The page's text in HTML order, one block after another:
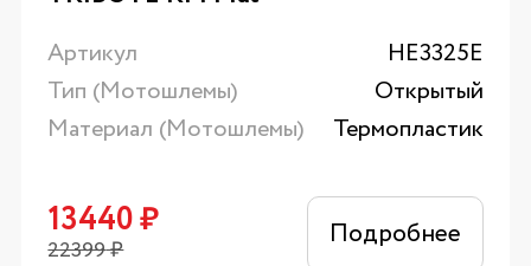
Артикул
HE3325E
Тип (Мотошлемы)
Открытый
Материал (Мотошлемы)
Термопластик
13440₽
22399₽ Подробнее